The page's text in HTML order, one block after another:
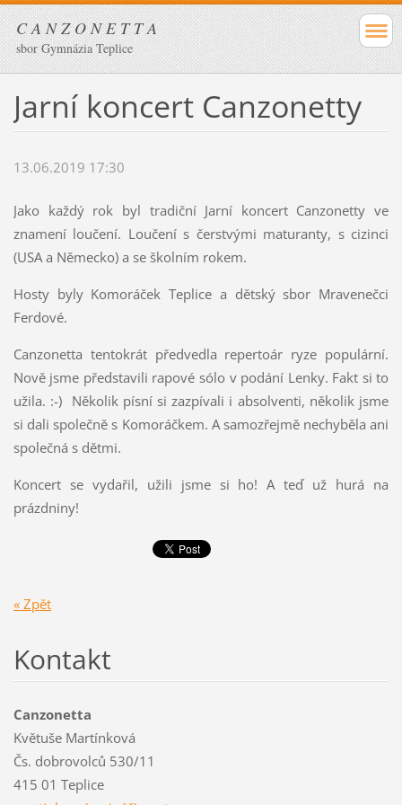
C A N Z O N E T T A
sbor Gymnázia Teplice
Jarní koncert Canzonetty
13.06.2019 17:30
Jako každý rok byl tradiční Jarní koncert Canzonetty ve
znamení loučení. Loučení s čerstvými maturanty, s cizinci
(USA a Německo) a se školním rokem.
Hosty byly Komoráček Teplice a dětský sbor Mravenečci
Ferdové.
Canzonetta tentokrát předvedla repertoár ryze populární.
Nově jsme představili rapové sólo v podání Lenky. Fakt si to
užila. :-) Několik písní si zazpívali i absolventi, několik jsme
si dali společně s Komoráčkem. A samozřejmě nechyběla ani
společná s dětmi.
Koncert se vydařil, užili jsme si ho! A teď už hurá na
prázdniny!
« Zpět
Kontakt
Canzonetta
Květuše Martínková
Čs. dobrovolců 530/11
415 01 Teplice